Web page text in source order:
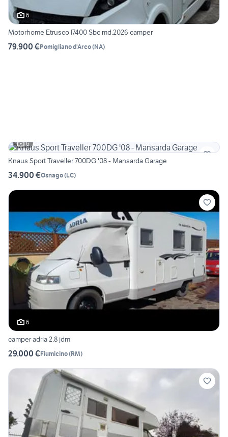
6
Motorhome Etrusco I7400 Sbc md.2026 camper
79.900 €Pomigliano d'Arco(NA)
6
Knaus Sport Traveller 700DG '08 - Mansarda Garage
34.900 €Osnago(LC)
6
camper adria 2.8 jdm
29.000 €Fiumicino(RM)